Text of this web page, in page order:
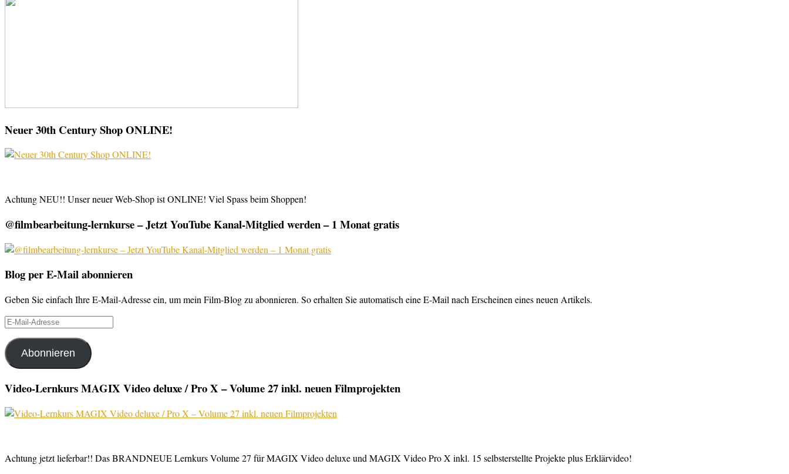
Neuer 30th Century Shop ONLINE!
Achtung NEU!! Unser neuer Web-Shop ist ONLINE! Viel Spass beim Shoppen!
@filmbearbeitung-lernkurse – Jetzt YouTube Kanal-Mitglied werden – 1 Monat gratis
Blog per E-Mail abonnieren
Geben Sie einfach Ihre E-Mail-Adresse ein, um mein Film-Blog zu abonnieren. So erhalten Sie automatisch eine E-Mail nach Erscheinen eines neuen Artikels.
E-
Adresse
Abonnieren
Video-Lernkurs MAGIX Video deluxe / Pro X – Volume 27 inkl. neuen Filmprojekten
Achtung jetzt lieferbar!! Das BRANDNEUE Lernkurs Volume 27 für MAGIX Video deluxe und MAGIX Video Pro X inkl. 15 selbsterstellte Projekte plus Erklärvideo!